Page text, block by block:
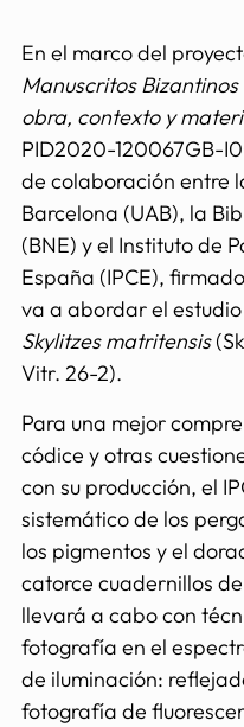
En el marco del
Manuscritos
obra, contexto y
PID2020-120067GB-
de colaboración entre
Barcelona (UAB), la
(BNE) y el Instituto de
España (IPCE),
va a abordar el
Skylitzes matritensis
Vitr. 26-2).
Para una mejor
códice y otras
con su producción, el
sistemático de los
los pigmentos y el
catorce cuadernillos
llevará a cabo con
fotografía en el
de iluminación:
fotografía de